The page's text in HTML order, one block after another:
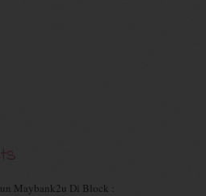
Maybank2u Di Block :